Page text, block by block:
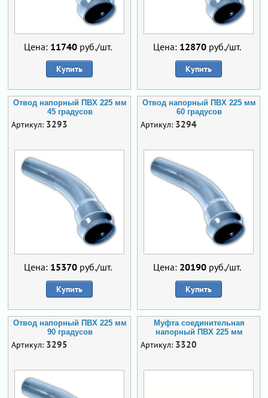
Цена: 11740 руб./шт.
Купить
Цена: 12870 руб./шт.
Купить
Отвод напорный ПВХ 225 мм
45 градусов
Артикул: 3293
Цена: 15370 руб./шт.
Купить
Отвод напорный ПВХ 225 мм
60 градусов
Артикул: 3294
Цена: 20190 руб./шт.
Купить
Отвод напорный ПВХ 225 мм
90 градусов
Артикул: 3295
Муфта соединительная
напорный ПВХ 225 мм
Артикул: 3320